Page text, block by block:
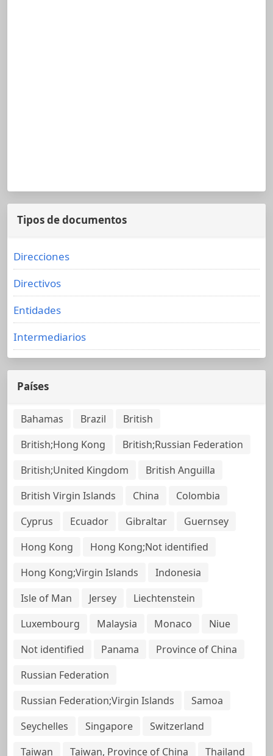
Tipos de documentos
Direcciones
Directivos
Entidades
Intermediarios
Países
Bahamas Brazil
British
British;Hong Kong
British;Russian Federation
British;United Kingdom
British Anguilla
British Virgin Islands
China
Colombia
Cyprus
Ecuador Gibraltar
Guernsey
Hong Kong
Hong Kong;Not identified
Hong Kong;Virgin Islands
Indonesia
Isle of Man
Jersey
Liechtenstein
Luxembourg
Malaysia Monaco
Niue
Not identified
Panama
Province of China
Russian Federation
Russian Federation;Virgin Islands
Samoa
Seychelles
Singapore
Switzerland
Taiwan
Taiwan, Province of China Thailand